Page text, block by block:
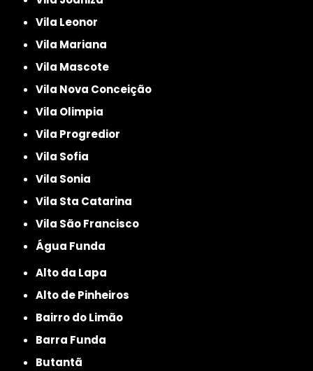
Vila Leonor
Vila Mariana
Vila Mascote
Vila Nova Conceição
Vila Olimpia
Vila Progredior
Vila Sofia
Vila Sonia
Vila Sta Catarina
Vila São Francisco
Água Funda
Alto da Lapa
Alto de Pinheiros
Bairro do Limão
Barra Funda
Butantã